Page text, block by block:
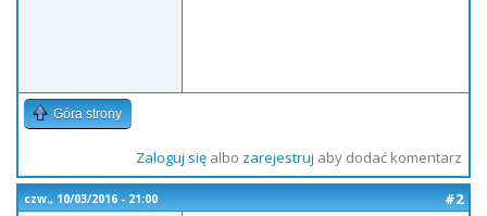
Góra strony
Zaloguj sięalbo zarejestruj aby dodać komentarz
czw., 10/03/2016 - 21:00
#2